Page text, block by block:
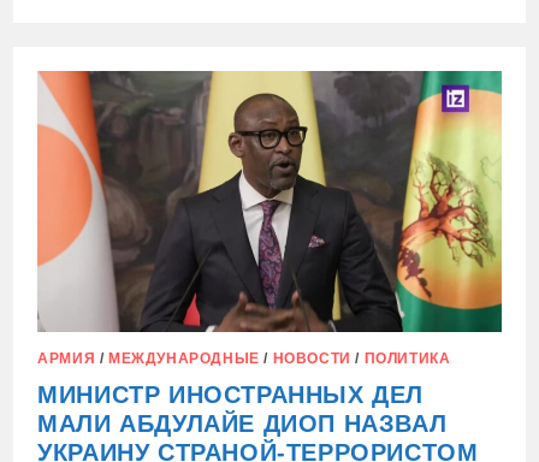
ГОС.
ТЕНДЕРЫ
НА
ПОСТАВКУ
ПРОТИВОПОЖАРНЫХ
САМОЛЕТОВ
АРМИЯ /МЕЖДУНАРОДНЫЕ / НОВОСТИ / ПОЛИТИКА
МИНИСТР ИНОСТРАННЫХ ДЕЛ
МАЛИ АБДУЛАЙЕ ДИОП НАЗВАЛ
УКРАИНУ СТРАНОЙ-ТЕРРОРИСТОМ